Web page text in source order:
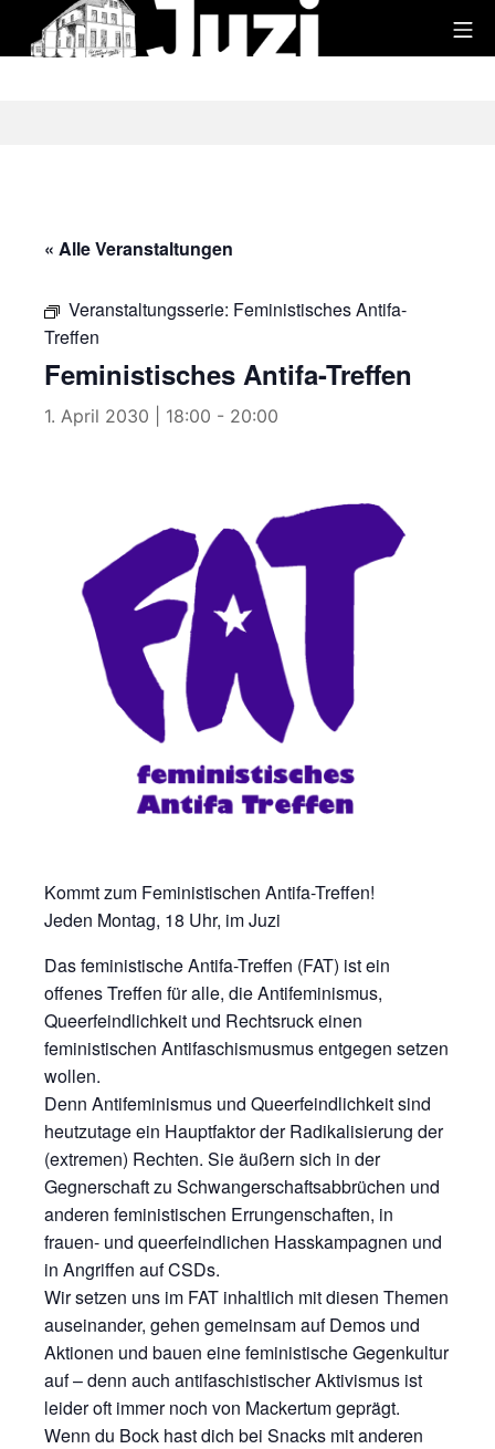
Inhalt
« Alle Veranstaltungen
Veranstaltungsserie: Feministisches Antifa-
Treffen
Feministisches Antifa-Treffen
1. April 2030 | 18:00 - 20:00
Kommt zum Feministischen Antifa-Treffen!
Jeden Montag, 18 Uhr, im Juzi
Das feministische Antifa-Treffen (FAT) ist ein
offenes Treffen für alle, die Antifeminismus,
Queerfeindlichkeit und Rechtsruck einen
feministischen Antifaschismusmus entgegen setzen
wollen.
Denn Antifeminismus und Queerfeindlichkeit sind
heutzutage ein Hauptfaktor der Radikalisierung der
(extremen) Rechten. Sie äußern sich in der
Gegnerschaft zu Schwangerschaftsabbrüchen und
anderen feministischen Errungenschaften, in
frauen- und queerfeindlichen Hasskampagnen und
in Angriffen auf CSDs.
Wir setzen uns im FAT inhaltlich mit diesen Themen
auseinander, gehen gemeinsam auf Demos und
Aktionen und bauen eine feministische Gegenkultur
auf – denn auch antifaschistischer Aktivismus ist
leider oft immer noch von Mackertum geprägt.
Wenn du Bock hast dich bei Snacks mit anderen